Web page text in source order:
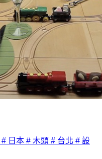
# 日本 # 木頭 # 台北 # 設